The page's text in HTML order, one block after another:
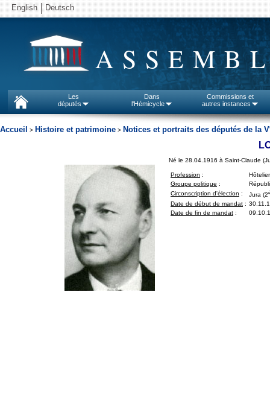
English Deutsch
Les
députés
Dans
l'Hémicycle
Commissions et
autres instances
Accueil > Histoire et patrimoine > Notices et portraits des députés de la V
Né le 28.04.1916 à Saint-Claude
Profession :
Hôtelier
Groupe politique :
Circonscription d'élection : Jura (2
Date de début de mandat :
Date de fin de mandat :